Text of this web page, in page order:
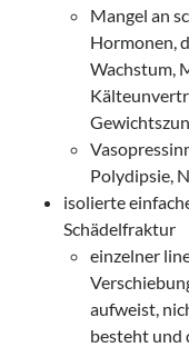
Mangel an
Hormonen,
Wachstum,
Polydipsie,
isolierte
Schädelfraktur
einzelner
aufweist,
besteht und